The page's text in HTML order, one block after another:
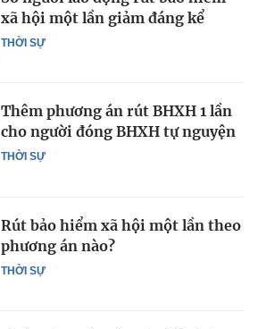
THỜI SỰ
xã hội một lần giảm đáng kể
THỜI SỰ
Thêm phương án rút BHXH 1 lần
cho người đóng BHXH tự nguyện
THỜI SỰ
Rút bảo hiểm xã hội một lần theo
phương án nào?